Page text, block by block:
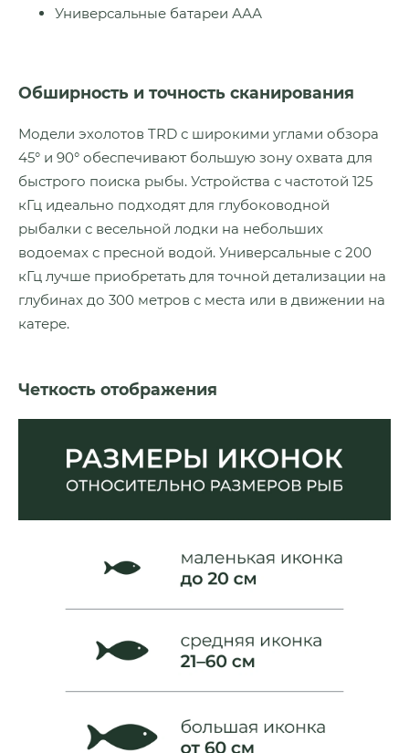
Универсальные батареи ААА
Обширность и точность сканирования
Модели эхолотов TRD с широкими углами обзора
45° и 90° обеспечивают большую зону охвата для
быстрого поиска рыбы. Устройства с частотой 125
кГц идеально подходят для глубоководной
рыбалки с весельной лодки на небольших
водоемах с пресной водой. Универсальные с 200
кГц лучше приобретать для точной детализации на
глубинах до 300 метров с места или в движении на
катере.
Четкость отображения